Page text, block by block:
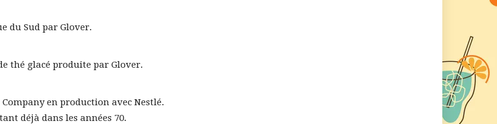
du Sud par Glover.
thé glacé produite par Glover.
en production avec Nestlé.
déjà dans les années 70.